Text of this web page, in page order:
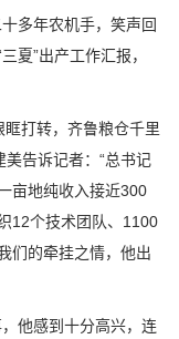
多年农机手，笑声回
夏”出产工作汇报，
打转，齐鲁粮仓千里
告诉记者：“总书记
亩地纯收入接近300
12个技术团队、1100
们的牵挂之情，他出
他感到十分高兴，连